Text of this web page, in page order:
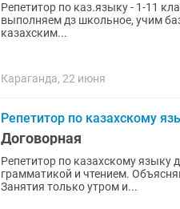
Репетитор по каз.языку - 1-11 класс - есть взрослые группы - длительность урока 45-60 минут -
выполняем дз школьное, учим
казахским...
Караганда, 22 июня
Репетитор по казахскому
Договорная
Репетитор по казахскому
грамматикой и чтением.
Занятия только утром и...